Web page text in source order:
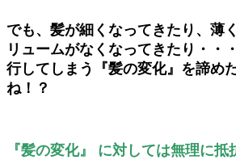
でも、髪が細くなってきたり、薄
リュームがなくなってきたり・・
行してしまう『髪の変化』を諦め
ね！？
『髪の変化』 に対しては無理に抵